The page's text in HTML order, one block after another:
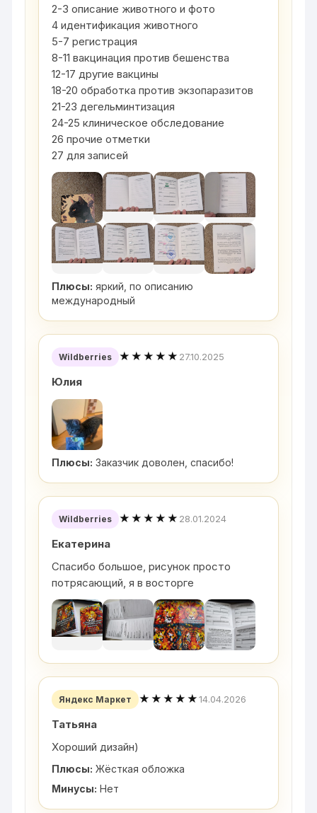
2-3 описание животного и фото
4 идентификация животного
5-7 регистрация
8-11 вакцинация против бешенства
12-17 другие вакцины
18-20 обработка против экзопаразитов
21-23 дегельминтизация
24-25 клиническое обследование
26 прочие отметки
27 для записей
Плюсы: яркий, по описанию
международный
Wildberries ★★★★★ 27.10.2025
Юлия
Плюсы: Заказчик доволен, спасибо!
Wildberries ★★★★★ 28.01.2024
Екатерина
Спасибо большое, рисунок просто
потрясающий, я в восторге
Яндекс Маркет ★★★★★14.04.2026
Татьяна
Хороший дизайн)
Плюсы: Жёсткая обложка
Минусы: Нет